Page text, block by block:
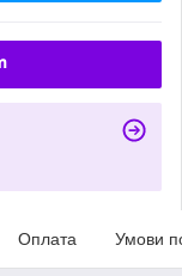
Оплата Умови